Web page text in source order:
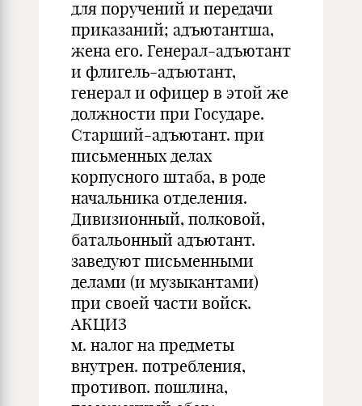
для поручений и передачи
приказаний; адъютантша,
жена его. Генерал-адъютант
и флигель-адъютант,
генерал и офицер в этой же
должности при Государе.
Старший-адъютант. при
письменных делах
корпусного штаба, в роде
начальника отделения.
Дивизионный, полковой,
батальонный адъютант.
заведуют письменными
делами (и музыкантами)
при своей части войск.
АКЦИЗ
м. налог на предметы
внутрен. потребления,
противоп. пошлина,